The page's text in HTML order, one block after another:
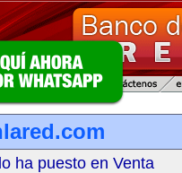
ha puesto en Venta